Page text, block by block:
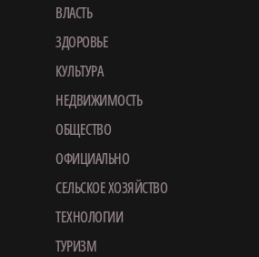
ВЛАСТЬ
ЗДОРОВЬЕ
КУЛЬТУРА
НЕДВИЖИМОСТЬ
ОБЩЕСТВО
ОФИЦИАЛЬНО
СЕЛЬСКОЕ ХОЗЯЙСТВО
ТЕХНОЛОГИИ
ТУРИЗМ